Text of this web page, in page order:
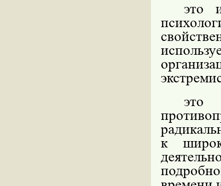
это
это
к